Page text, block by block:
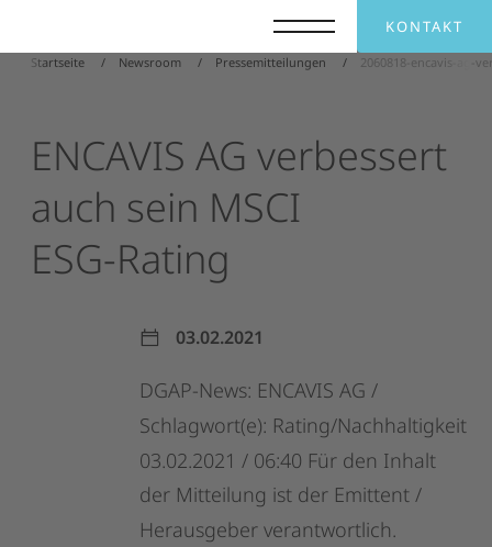
KONTAKT
Startseite Newsroom Pressemitteilungen 2060818-encavis-ag-
ENCAVIS AG verbessert
auch sein MSCI
ESG-Rating
03.02.2021
DGAP-News: ENCAVIS AG /
Schlagwort(e): Rating/Nachhaltigkeit
03.02.2021 / 06:40 Für den Inhalt
der Mitteilung ist der Emittent /
Herausgeber verantwortlich.